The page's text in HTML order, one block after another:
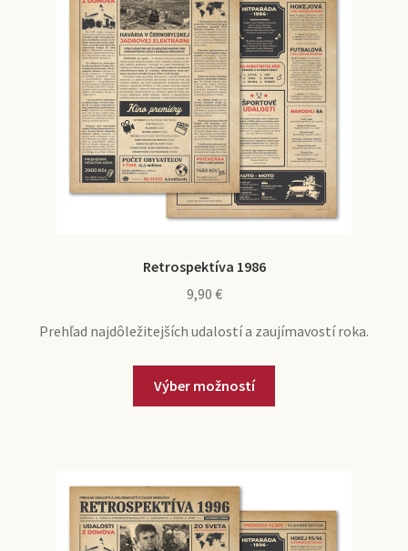
Retrospektíva 1986
9,90 €
Prehľad najdôležitejších udalostí a zaujímavostí roka.
Výber možností